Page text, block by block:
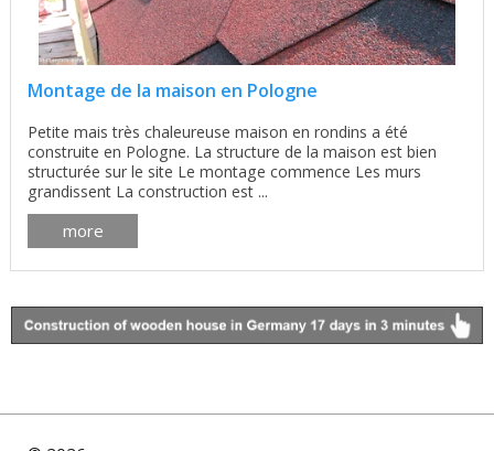
Montage de la maison en Pologne
Petite mais très chaleureuse maison en rondins a été
construite en Pologne. La structure de la maison est bien
structurée sur le site Le montage commence Les murs
grandissent La construction est ...
more